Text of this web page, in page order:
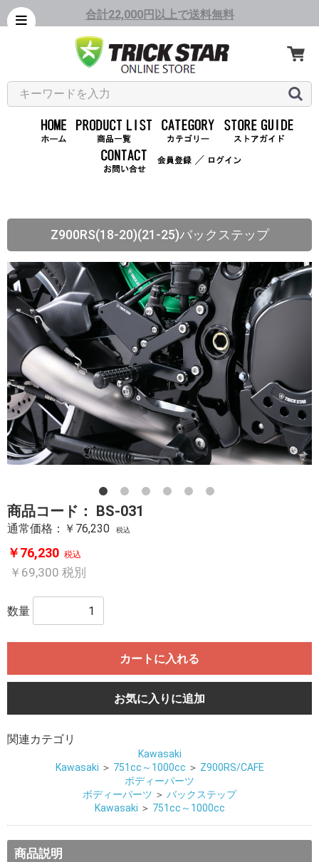
合計22,000円以上で送料無料
／
Z900RS(18-20)(21-25)バックステップ
商品コード： BS-031
通常価格：￥76,230 税込
￥76,230 税込
￥69,300 税別
数量
カートに入れる
お気に入りに追加
関連カテゴリ
Kawasaki
Kawasaki ＞ 751cc～1000cc ＞ Z900RS/CAFE
ボディーパーツ
ボディーパーツ ＞ バックステップ
Kawasaki ＞ 751cc～1000cc
商品説明